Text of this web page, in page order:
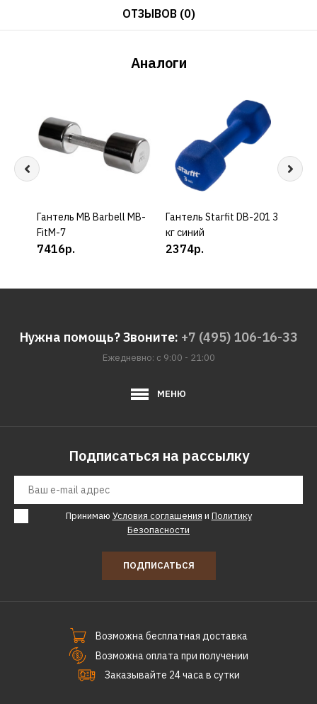
ОТЗЫВОВ (0)
Аналоги
КУПИТЬ
Гантель MB Barbell MB-
FitM-7
7416р.
КУПИТЬ
Гантель Starfit DB-201 3
кг синий
2374р.
Нужна помощь? Звоните: +7 (495) 106-16-33
Ежедневно: с 9:00 - 21:00
МЕНЮ
Подписаться на рассылку
Принимаю Условия соглашения и Политику
Безопасности
ПОДПИСАТЬСЯ
Возможна бесплатная доставка
Возможна оплата при получении
Заказывайте 24 часа в сутки